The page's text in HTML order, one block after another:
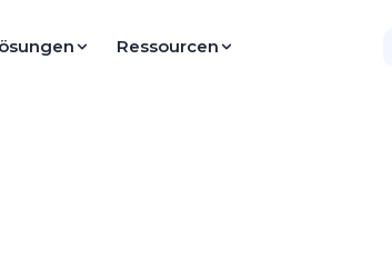
Ressourcen